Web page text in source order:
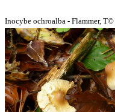
Inocybe ochroalba - Flammer, T©